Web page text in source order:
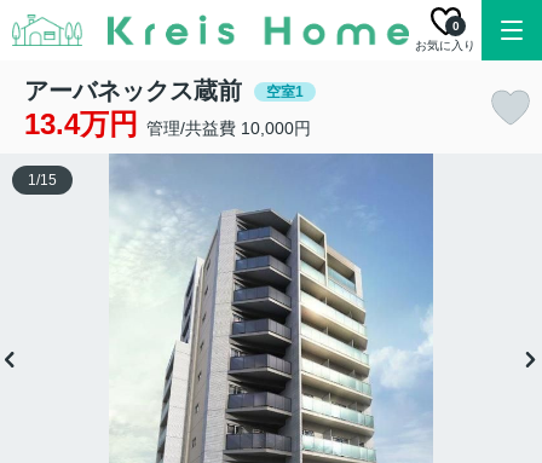
お気に入り
0
アーバネックス蔵前 空室1
13.4万円 管理/共益費 10,000円
1/15